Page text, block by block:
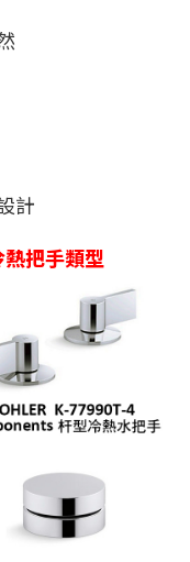
計
把手類型